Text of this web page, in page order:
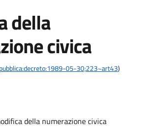
della
civica
05-30;223~art43)
della numerazione civica